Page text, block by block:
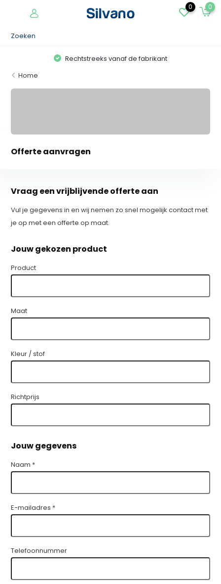
0 0
Rechtstreeks vanaf de fabrikant
Home
Offerte aanvragen
Vraag een vrijblijvende offerte aan
Vul je gegevens in en wij nemen zo snel mogelijk contact met
je op met een offerte op maat.
Jouw gekozen product
Product
Maat
Kleur / stof
Richtprijs
Jouw gegevens
Naam *
E-mailadres *
Telefoonnummer